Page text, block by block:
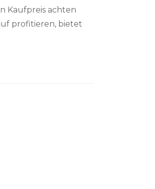
Kaufpreis achten
profitieren, bietet